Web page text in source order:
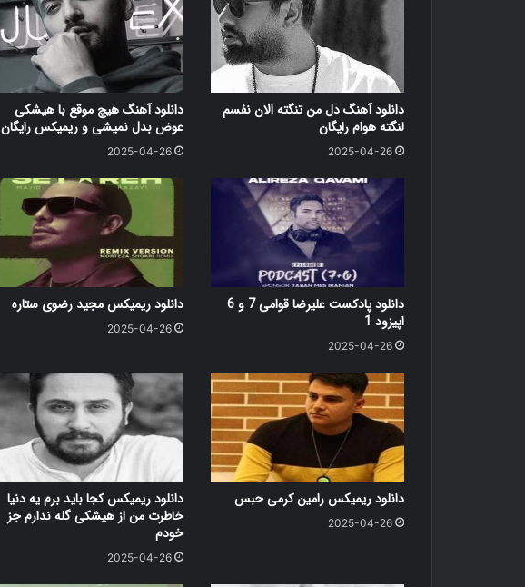
دانلود آهنگ دل من تنگته الان نفسم
لنگته هوام رایگان
2025-04-26
دانلود آهنگ هیچ موقع با هیشکی
عوض بدل نمیشی و ریمیکس رایگان
2025-04-26
دانلود پادکست علیرضا قوامی 7 و 6
اپیزود 1
2025-04-26
دانلود ریمیکس مجید رضوی ستاره
2025-04-26
دانلود ریمیکس رامین کرمی حبس
2025-04-26
دانلود ریمیکس کجا باید برم یه دنیا
خاطرت من از هیشکی گله ندارم جز
خودم
2025-04-26